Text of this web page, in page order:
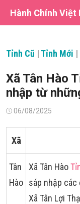
Hành Chính Việt
Tỉnh Cũ | Tỉnh Mới |
Xã Tân Hào
nhập từ
Đăng06/08/2025
Xã
Tân
Hào
Xã Tân Hào
sáp nhập các
Xã Tân Lợi